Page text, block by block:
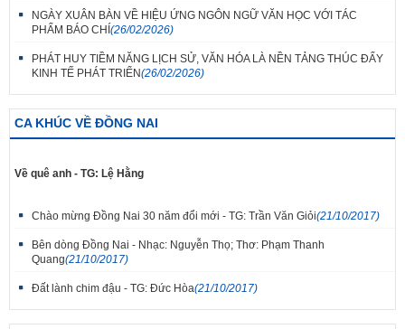
NGÀY XUÂN BÀN VỀ HIỆU ỨNG NGÔN NGỮ VĂN HỌC VỚI TÁC
PHẨM BÁO CHÍ (26/02/2026)
PHÁT HUY TIỀM NĂNG LỊCH SỬ, VĂN HÓA LÀ NỀN TẢNG THÚC ĐẨY
KINH TẾ PHÁT TRIỂN(26/02/2026)
CA KHÚC VỀ ĐỒNG NAI
Về quê anh - TG: Lệ Hằng
Chào mừng Đồng Nai 30 năm đổi mới - TG: Trần Văn Giỏi(21/10/2017)
Bên dòng Đồng Nai - Nhạc: Nguyễn Thọ; Thơ: Phạm Thanh
Quang(21/10/2017)
Đất lành chim đậu - TG: Đức Hòa(21/10/2017)